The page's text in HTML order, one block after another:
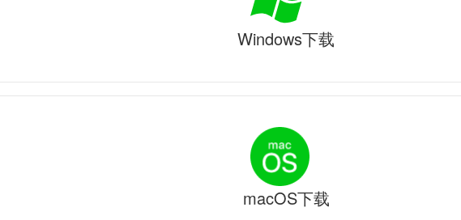
Windows下载
macOS下载